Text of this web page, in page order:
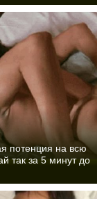
потенция на всю
так за 5 минут до